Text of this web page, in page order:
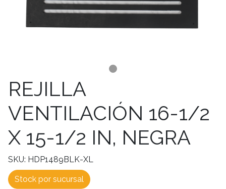
REJILLA
VENTILACIÓN 16-1/2
X 15-1/2 IN, NEGRA
SKU: HDP1489BLK-XL
Stock por sucursal